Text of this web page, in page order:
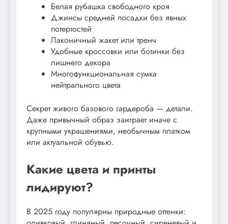
Белая рубашка свободного кроя
Джинсы средней посадки без явных
потертостей
Лаконичный жакет или тренч
Удобные кроссовки или ботинки без
лишнего декора
Многофункциональная сумка
нейтрального цвета
Секрет живого базового гардероба — детали.
Даже привычный образ заиграет иначе с
крупными украшениями, необычным платком
или актуальной обувью.
Какие цвета и принты
лидируют?
В 2025 году популярны природные оттенки: